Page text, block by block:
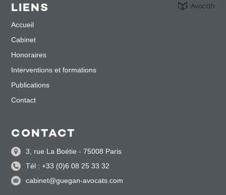
LIENS
Accueil
Cabinet
Honoraires
Interventions et formations
Publications
Contact
CONTACT
3, rue La Boétie - 75008 Paris
Tél : +33 (0)6 08 25 33 32
cabinet@guegan-avocats.com